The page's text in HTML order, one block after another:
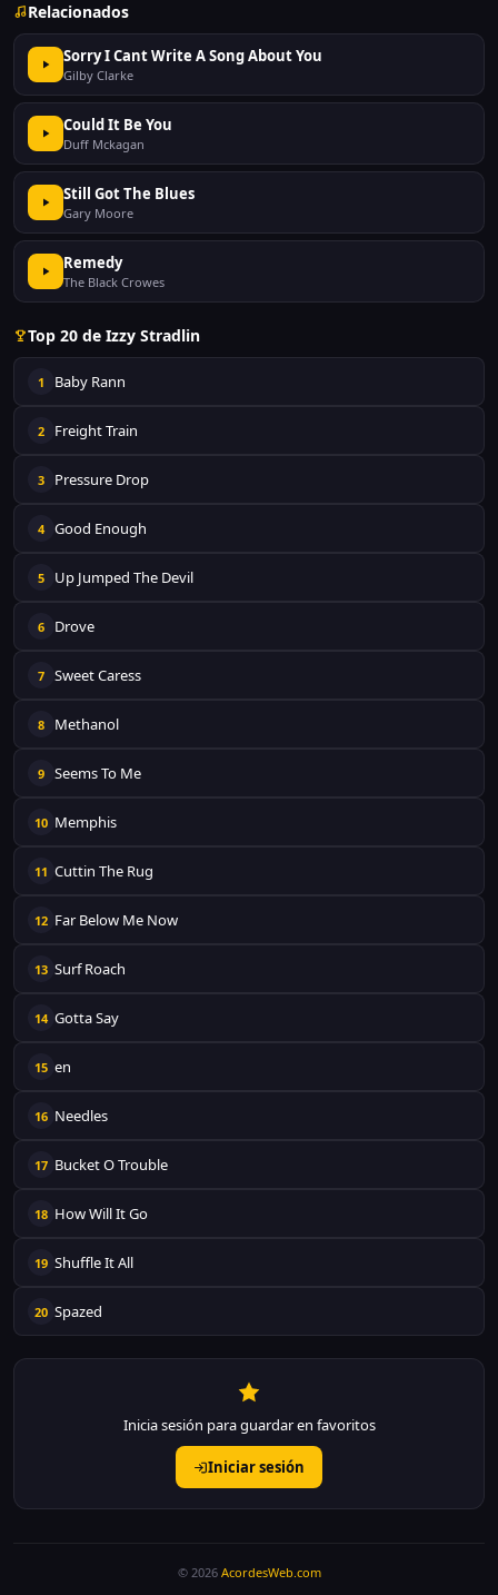
Relacionados
Sorry I Cant Write A Song About You
Gilby Clarke
Could It Be You
Duff Mckagan
Still Got The Blues
Gary Moore
Remedy
The Black Crowes
Top 20 de Izzy Stradlin
1 Baby Rann
2 Freight Train
3 Pressure Drop
4 Good Enough
5 Up Jumped The Devil
6 Drove
7 Sweet Caress
8 Methanol
9 Seems To Me
10 Memphis
11 Cuttin The Rug
12 Far Below Me Now
13 Surf Roach
14 Gotta Say
15 en
16 Needles
17 Bucket O Trouble
18 How Will It Go
19 Shuffle It All
20 Spazed
Inicia sesión para guardar en favoritos
Iniciar sesión
© 2026 AcordesWeb.com